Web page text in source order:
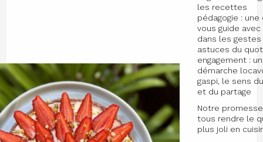
les recettes
pédagogie :
vous guide
dans les
astuces du
engagement :
démarche
gaspi, le sens
et du partage
Notre
tous rendre le
plus joli en